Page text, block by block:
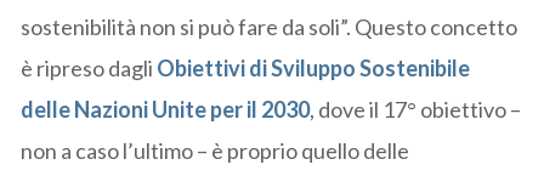
sostenibilità non si può fare da soli”. Questo concetto
è ripreso dagli Obiettivi di Sviluppo Sostenibile
delle Nazioni Unite per il 2030, dove il 17° obiettivo –
non a caso l’ultimo – è proprio quello delle